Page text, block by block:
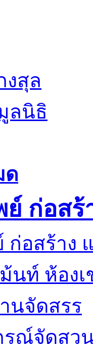
สุล
ลนิธิ
ด
ย์ ก่อส
นท์ ห้องเ
นจัดสรร
รณ์จัดสว